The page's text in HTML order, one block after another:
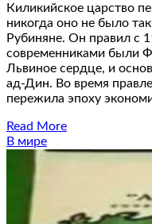
Киликийское царство
никогда оно не было
Рубиняне. Он правил с
современниками были
Львиное сердце, и
ад-Дин. Во время
пережила эпоху
Read More
В мире